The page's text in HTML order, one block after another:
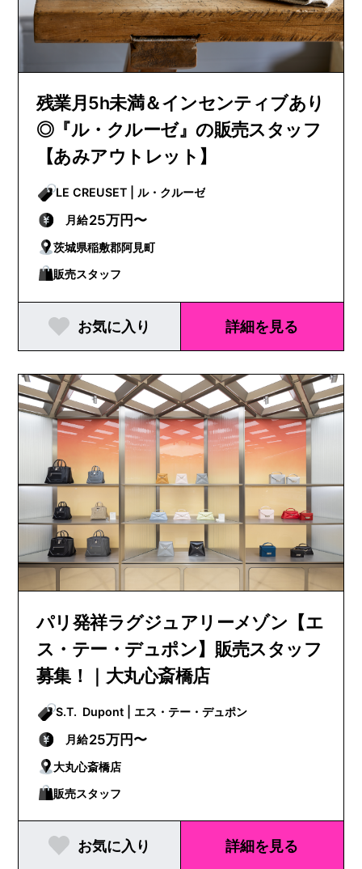
残業月5h未満＆インセンティブあり
◎『ル・クルーゼ』の販売スタッフ
【あみアウトレット】
LE CREUSET | ル・クルーゼ
月給25万円〜
茨城県稲敷郡阿見町
販売スタッフ
お気に入り 詳細を見る
パリ発祥ラグジュアリーメゾン【エ
ス・テー・デュポン】販売スタッフ
募集！｜大丸心斎橋店
S.T. Dupont | エス・テー・デュポン
月給25万円〜
大丸心斎橋店
販売スタッフ
お気に入り 詳細を見る